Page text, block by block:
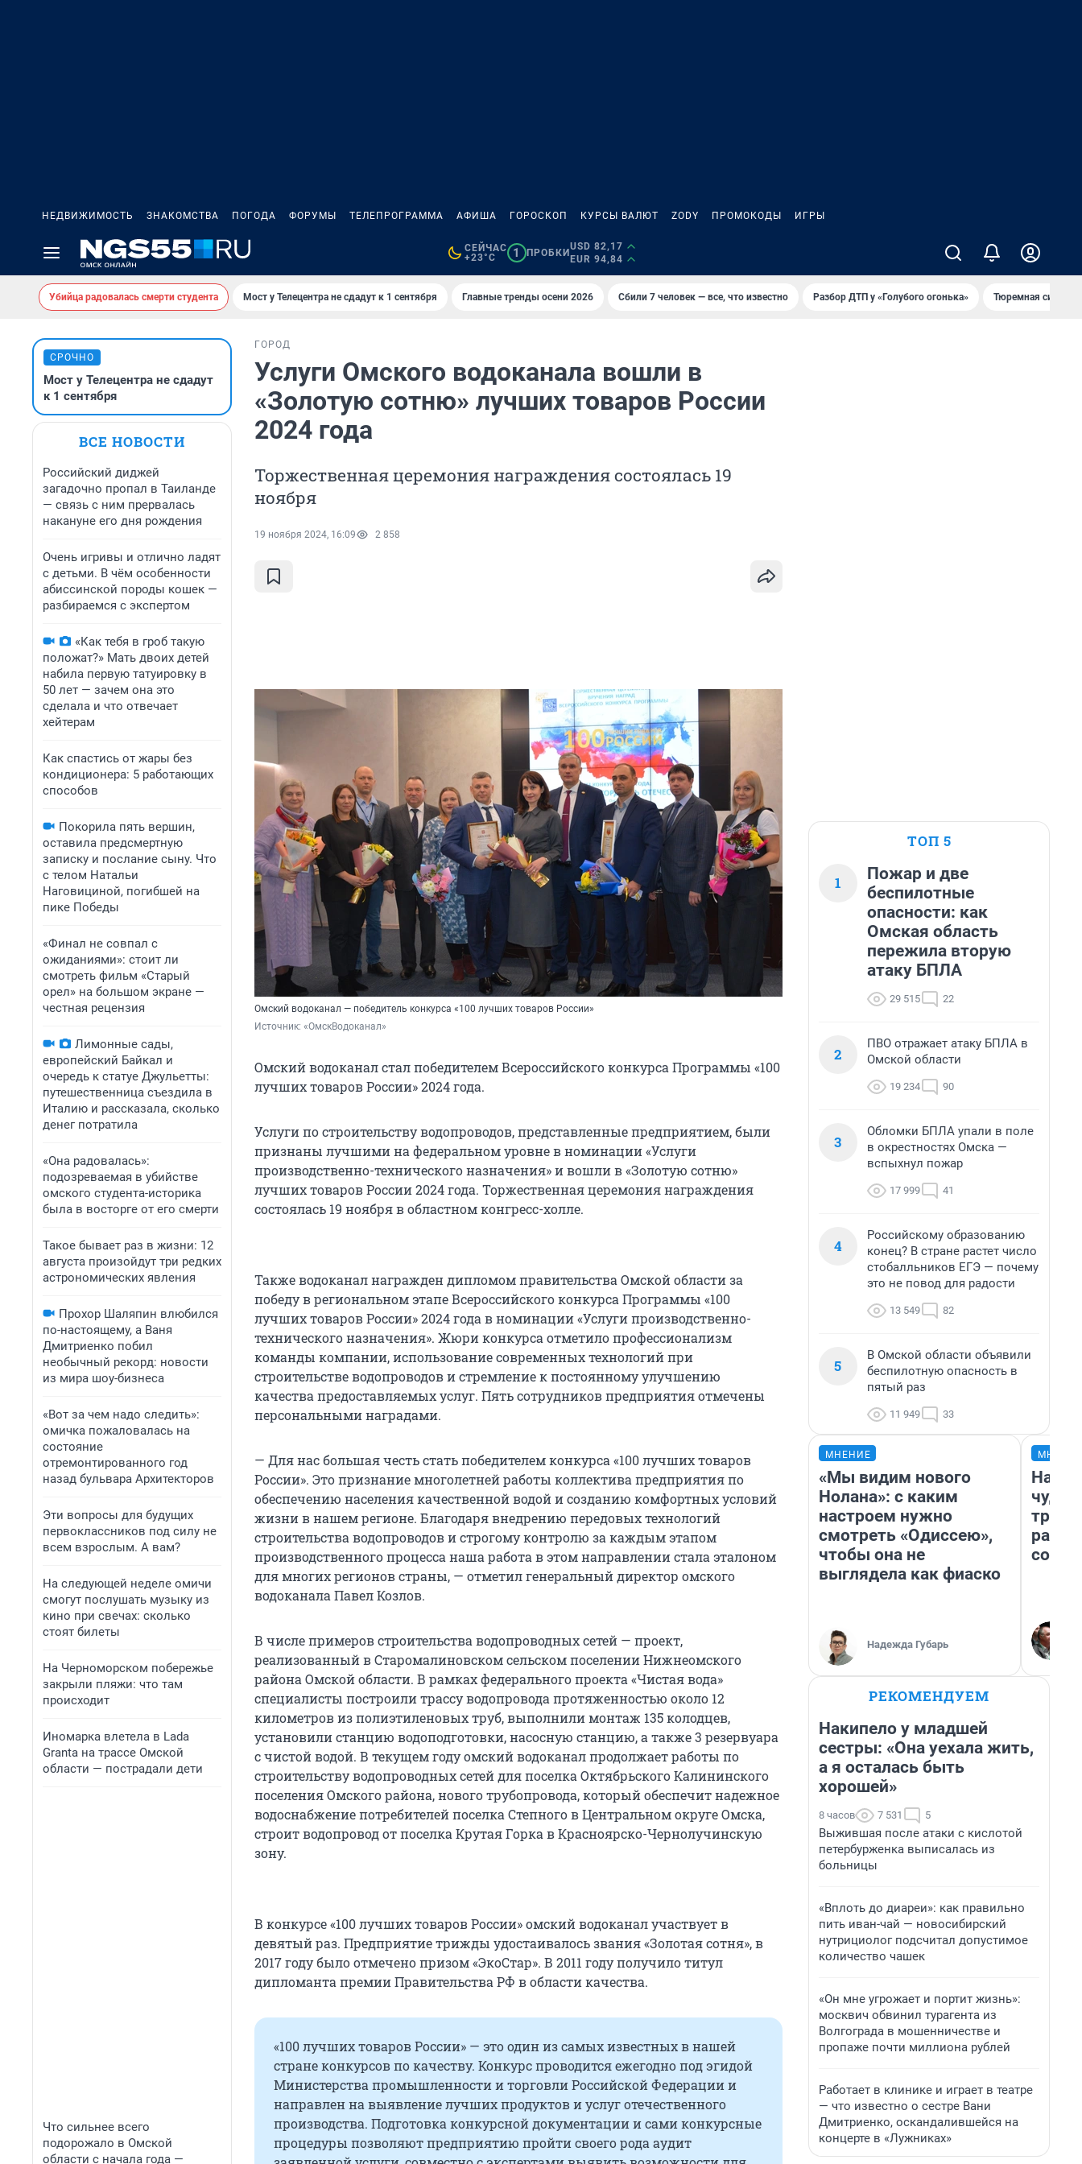
НЕДВИЖИМОСТЬ ЗНАКОМСТВА ПОГОДА ФОРУМЫ ТЕЛЕПРОГРАММА АФИША ГОРОСКОП КУРСЫ ВАЛЮТ ZODY ПРОМОКОДЫ ИГРЫ
СЕЙЧАС
+23°C
1 ПРОБКИ
USD 82,17
EUR 94,84
Убийца радовалась смерти студента Мост у Телецентра не сдадут к 1 сентября Главные тренды осени 2026 Сбили 7 человек — все, что известно Разбор ДТП у «Голубого огонька» Тюремная
СРОЧНО
Мост у Телецентра не сдадут
к 1 сентября
ВСЕ НОВОСТИ
Российский диджей
загадочно пропал в Таиланде
— связь с ним прервалась
накануне его дня рождения
Очень игривы и отлично ладят
с детьми. В чём особенности
абиссинской породы кошек —
разбираемся с экспертом
«Как тебя в гроб такую
положат?» Мать двоих детей
набила первую татуировку в
50 лет — зачем она это
сделала и что отвечает
хейтерам
Как спастись от жары без
кондиционера: 5 работающих
способов
Покорила пять вершин,
оставила предсмертную
записку и послание сыну. Что
с телом Натальи
Наговициной, погибшей на
пике Победы
«Финал не совпал с
ожиданиями»: стоит ли
смотреть фильм «Старый
орел» на большом экране —
честная рецензия
Лимонные сады,
европейский Байкал и
очередь к статуе Джульетты:
путешественница съездила в
Италию и рассказала, сколько
денег потратила
«Она радовалась»:
подозреваемая в убийстве
омского студента-историка
была в восторге от его смерти
Такое бывает раз в жизни: 12
августа произойдут три редких
астрономических явления
Прохор Шаляпин влюбился
по-настоящему, а Ваня
Дмитриенко побил
необычный рекорд: новости
из мира шоу-бизнеса
«Вот за чем надо следить»:
омичка пожаловалась на
состояние
отремонтированного год
назад бульвара Архитекторов
Эти вопросы для будущих
первоклассников под силу не
всем взрослым. А вам?
На следующей неделе омичи
смогут послушать музыку из
кино при свечах: сколько
стоят билеты
На Черноморском побережье
закрыли пляжи: что там
происходит
Иномарка влетела в Lada
Granta на трассе Омской
области — пострадали дети
Что сильнее всего
подорожало в Омской
области с начала года —
ГОРОД
Услуги Омского водоканала вошли в
«Золотую сотню» лучших товаров России
2024 года
Торжественная церемония награждения состоялась 19
ноября
19 ноября 2024, 16:09 2 858
Омский водоканал — победитель конкурса «100 лучших товаров России»
Источник: «ОмскВодоканал»
Омский водоканал стал победителем Всероссийского конкурса Программы «100
лучших товаров России» 2024 года.
Услуги по строительству водопроводов, представленные предприятием, были
признаны лучшими на федеральном уровне в номинации «Услуги
производственно-технического назначения» и вошли в «Золотую сотню»
лучших товаров России 2024 года. Торжественная церемония награждения
состоялась 19 ноября в областном конгресс-холле.
Также водоканал награжден дипломом правительства Омской области за
победу в региональном этапе Всероссийского конкурса Программы «100
лучших товаров России» 2024 года в номинации «Услуги производственно-
технического назначения». Жюри конкурса отметило профессионализм
команды компании, использование современных технологий при
строительстве водопроводов и стремление к постоянному улучшению
качества предоставляемых услуг. Пять сотрудников предприятия отмечены
персональными наградами.
— Для нас большая честь стать победителем конкурса «100 лучших товаров
России». Это признание многолетней работы коллектива предприятия по
обеспечению населения качественной водой и созданию комфортных условий
жизни в нашем регионе. Благодаря внедрению передовых технологий
строительства водопроводов и строгому контролю за каждым этапом
производственного процесса наша работа в этом направлении стала эталоном
для многих регионов страны, — отметил генеральный директор омского
водоканала Павел Козлов.
В числе примеров строительства водопроводных сетей — проект,
реализованный в Старомалиновском сельском поселении Нижнеомского
района Омской области. В рамках федерального проекта «Чистая вода»
специалисты построили трассу водопровода протяженностью около 12
километров из полиэтиленовых труб, выполнили монтаж 135 колодцев,
установили станцию водоподготовки, насосную станцию, а также 3 резервуара
с чистой водой. В текущем году омский водоканал продолжает работы по
строительству водопроводных сетей для поселка Октябрьского Калининского
поселения Омского района, нового трубопровода, который обеспечит надежное
водоснабжение потребителей поселка Степного в Центральном округе Омска,
строит водопровод от поселка Крутая Горка в Красноярско-Чернолучинскую
зону.
В конкурсе «100 лучших товаров России» омский водоканал участвует в
девятый раз. Предприятие трижды удостаивалось звания «Золотая сотня», в
2017 году было отмечено призом «ЭкоСтар». В 2011 году получило титул
дипломанта премии Правительства РФ в области качества.
«100 лучших товаров России» — это один из самых известных в нашей
стране конкурсов по качеству. Конкурс проводится ежегодно под эгидой
Министерства промышленности и торговли Российской Федерации и
направлен на выявление лучших продуктов и услуг отечественного
производства. Подготовка конкурсной документации и сами конкурсные
процедуры позволяют предприятию пройти своего рода аудит
ТОП 5
1
Пожар и две
беспилотные
опасности: как
Омская область
пережила вторую
атаку БПЛА
29 515 22
2
ПВО отражает атаку БПЛА в
Омской области
19 234 90
3
Обломки БПЛА упали в поле
в окрестностях Омска —
вспыхнул пожар
17 999 41
4
Российскому образованию
конец? В стране растет число
стобалльников ЕГЭ — почему
это не повод для радости
13 549 82
5
В Омской области объявили
беспилотную опасность в
пятый раз
11 949 33
МНЕНИЕ
«Мы видим нового
Нолана»: с каким
настроем нужно
смотреть «Одиссею»,
чтобы она не
выглядела как фиаско
Надежда Губарь
РЕКОМЕНДУЕМ
Накипело у младшей
сестры: «Она уехала жить,
а я осталась быть
хорошей»
8 часов 7 531 5
Выжившая после атаки с кислотой
петербурженка выписалась из
больницы
«Вплоть до диареи»: как правильно
пить иван-чай — новосибирский
нутрициолог подсчитал допустимое
количество чашек
«Он мне угрожает и портит жизнь»:
москвич обвинил турагента из
Волгограда в мошенничестве и
пропаже почти миллиона рублей
Работает в клинике и играет в театре
— что известно о сестре Вани
Дмитриенко, оскандалившейся на
концерте в «Лужниках»